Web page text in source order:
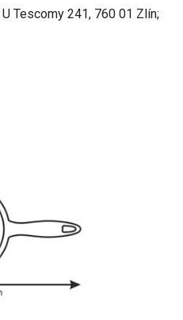
Tescomy 241, 760 01 Zlín;